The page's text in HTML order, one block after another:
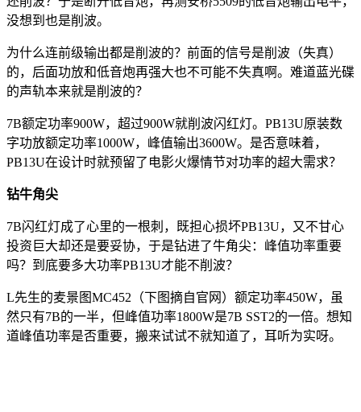
没想到也是削波。
为什么连前级输出都是削波的？前面的信号是削波（失真）
的，后面功放和低音炮再强大也不可能不失真啊。难道蓝光碟
的声轨本来就是削波的？
7B额定功率900W，超过900W就削波闪红灯。PB13U原装数
字功放额定功率1000W，峰值输出3600W。是否意味着，
PB13U在设计时就预留了电影火爆情节对功率的超大需求？
钻牛角尖
7B闪红灯成了心里的一根刺，既担心损坏PB13U，又不甘心
投资巨大却还是要妥协，于是钻进了牛角尖：峰值功率重要
吗？到底要多大功率PB13U才能不削波？
L先生的麦景图MC452（下图摘自官网）额定功率450W，虽
然只有7B的一半，但峰值功率1800W是7B SST2的一倍。想知
道峰值功率是否重要，搬来试试不就知道了，耳听为实呀。